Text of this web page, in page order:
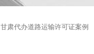
甘肃代办道路运输许可证案例